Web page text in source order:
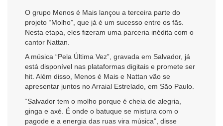
O grupo Menos é Mais lançou a terceira parte do
projeto “Molho”, que já é um sucesso entre os fãs.
Nesta etapa, eles fizeram uma parceria inédita com o
cantor Nattan.
A música “Pela Última Vez”, gravada em Salvador, já
está disponível nas plataformas digitais e promete ser
hit. Além disso, Menos é Mais e Nattan vão se
apresentar juntos no Arraial Estrelado, em São Paulo.
“Salvador tem o molho porque é cheia de alegria,
ginga e axé. É onde o batuque se mistura com o
pagode e a energia das ruas vira música”, disse